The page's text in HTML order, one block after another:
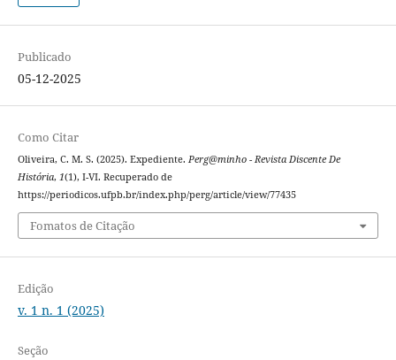
Publicado
05-12-2025
Como Citar
Oliveira, C. M. S. (2025). Expediente. Perg@minho - Revista Discente De
História, 1(1), I-VI. Recuperado de
https://periodicos.ufpb.br/index.php/perg/article/view/77435
Fomatos de Citação
Edição
v. 1 n. 1 (2025)
Seção